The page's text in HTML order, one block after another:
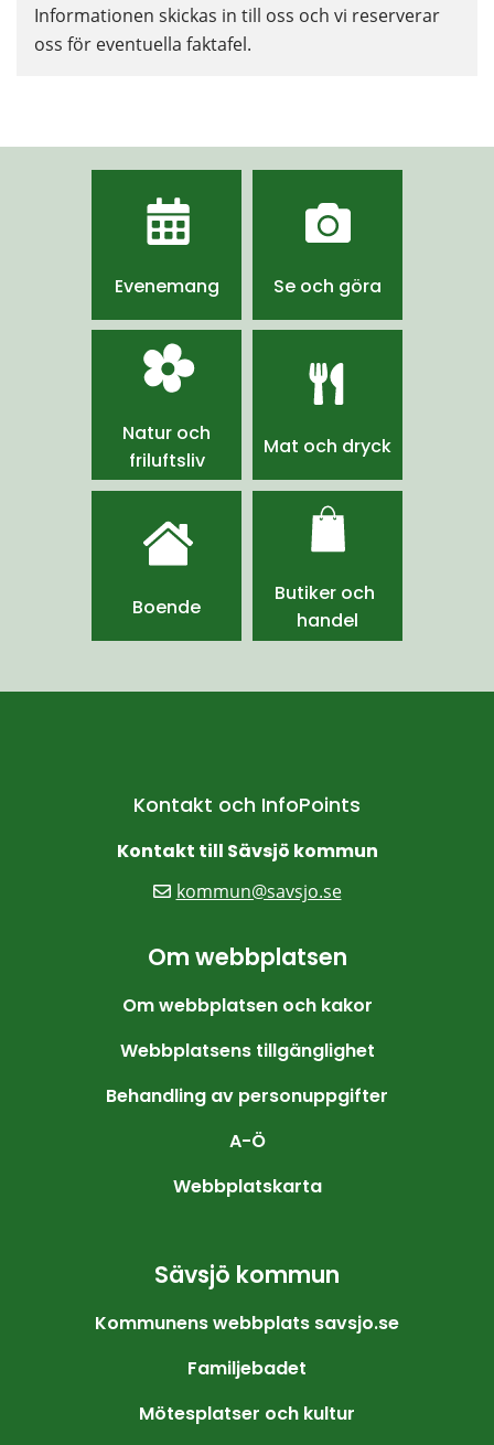
Informationen skickas in till oss och vi reserverar
oss för eventuella faktafel.
Evenemang Se och göra
Natur och
friluftsliv
Mat och dryck
Boende
Butiker och
handel
Kontakt och InfoPoints
Kontakt till Sävsjö kommun
kommun@savsjo.se
Om webbplatsen
Om webbplatsen och kakor
Webbplatsens tillgänglighet
Behandling av personuppgifter
A-Ö
Webbplatskarta
Sävsjö kommun
Kommunens webbplats savsjo.se
Familjebadet
Mötesplatser och kultur